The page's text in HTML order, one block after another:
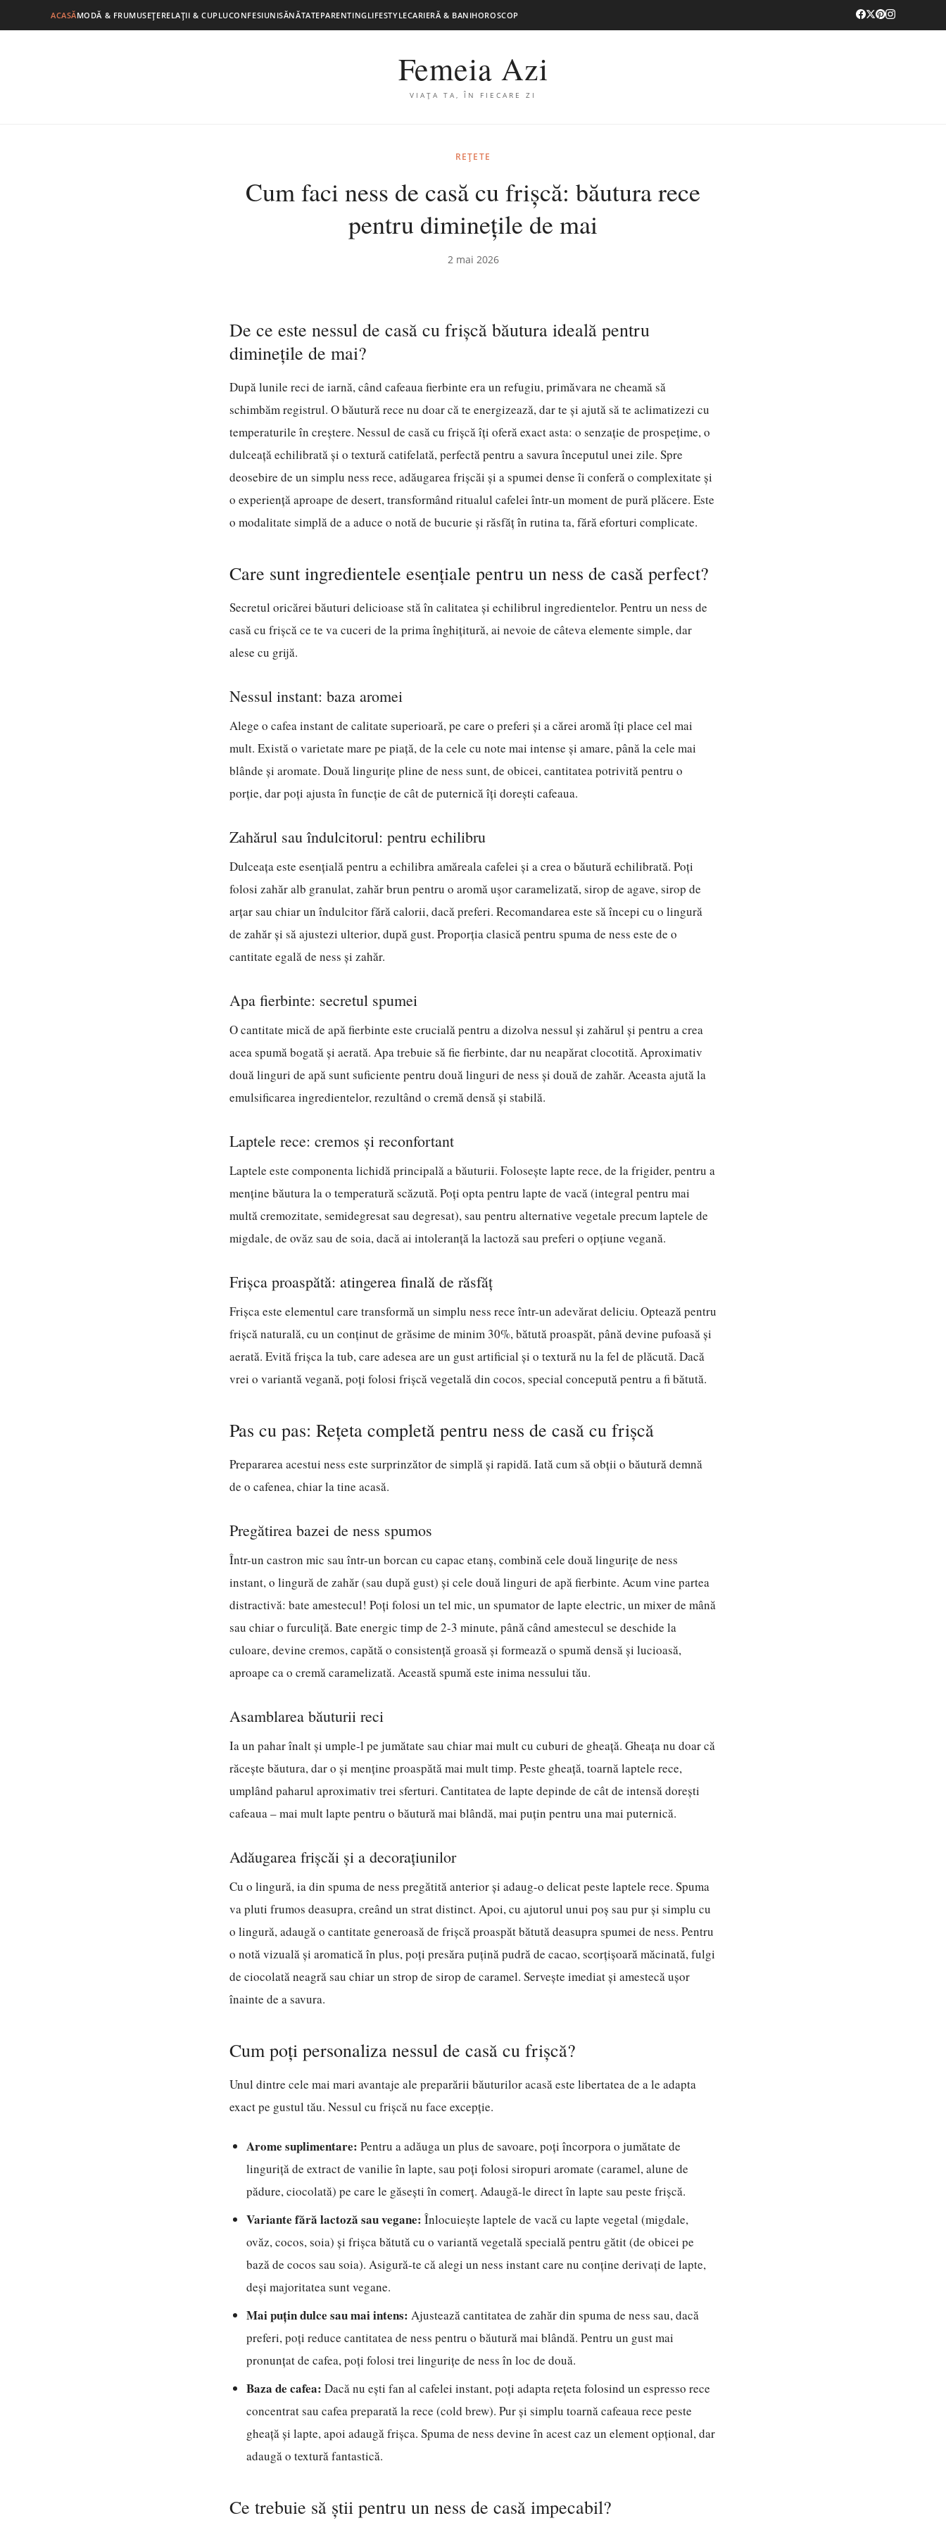
ACASĂMODĂ & FRUMUSEȚERELAȚII & CUPLUCONFESIUNISĂNĂTATEPARENTINGLIFESTYLECARIERĂ & BANIHOROSCOP
Femeia Azi
VIAȚA TA, ÎN FIECARE ZI
REȚETE
Cum faci ness de casă cu frișcă: băutura rece
pentru diminețile de mai
2 mai 2026
De ce este nessul de casă cu frișcă băutura ideală pentru
diminețile de mai?
După lunile reci de iarnă, când cafeaua fierbinte era un refugiu, primăvara ne cheamă să
schimbăm registrul. O băutură rece nu doar că te energizează, dar te și ajută să te aclimatizezi cu
temperaturile în creștere. Nessul de casă cu frișcă îți oferă exact asta: o senzație de prospețime, o
dulceață echilibrată și o textură catifelată, perfectă pentru a savura începutul unei zile. Spre
deosebire de un simplu ness rece, adăugarea frișcăi și a spumei dense îi conferă o complexitate și
o experiență aproape de desert, transformând ritualul cafelei într-un moment de pură plăcere. Este
o modalitate simplă de a aduce o notă de bucurie și răsfăț în rutina ta, fără eforturi complicate.
Care sunt ingredientele esențiale pentru un ness de casă perfect?
Secretul oricărei băuturi delicioase stă în calitatea și echilibrul ingredientelor. Pentru un ness de
casă cu frișcă ce te va cuceri de la prima înghițitură, ai nevoie de câteva elemente simple, dar
alese cu grijă.
Nessul instant: baza aromei
Alege o cafea instant de calitate superioară, pe care o preferi și a cărei aromă îți place cel mai
mult. Există o varietate mare pe piață, de la cele cu note mai intense și amare, până la cele mai
blânde și aromate. Două lingurițe pline de ness sunt, de obicei, cantitatea potrivită pentru o
porție, dar poți ajusta în funcție de cât de puternică îți dorești cafeaua.
Zahărul sau îndulcitorul: pentru echilibru
Dulceața este esențială pentru a echilibra amăreala cafelei și a crea o băutură echilibrată. Poți
folosi zahăr alb granulat, zahăr brun pentru o aromă ușor caramelizată, sirop de agave, sirop de
arțar sau chiar un îndulcitor fără calorii, dacă preferi. Recomandarea este să începi cu o lingură
de zahăr și să ajustezi ulterior, după gust. Proporția clasică pentru spuma de ness este de o
cantitate egală de ness și zahăr.
Apa fierbinte: secretul spumei
O cantitate mică de apă fierbinte este crucială pentru a dizolva nessul și zahărul și pentru a crea
acea spumă bogată și aerată. Apa trebuie să fie fierbinte, dar nu neapărat clocotită. Aproximativ
două linguri de apă sunt suficiente pentru două linguri de ness și două de zahăr. Aceasta ajută la
emulsificarea ingredientelor, rezultând o cremă densă și stabilă.
Laptele rece: cremos și reconfortant
Laptele este componenta lichidă principală a băuturii. Folosește lapte rece, de la frigider, pentru a
menține băutura la o temperatură scăzută. Poți opta pentru lapte de vacă (integral pentru mai
multă cremozitate, semidegresat sau degresat), sau pentru alternative vegetale precum laptele de
migdale, de ovăz sau de soia, dacă ai intoleranță la lactoză sau preferi o opțiune vegană.
Frișca proaspătă: atingerea finală de răsfăț
Frișca este elementul care transformă un simplu ness rece într-un adevărat deliciu. Optează pentru
frișcă naturală, cu un conținut de grăsime de minim 30%, bătută proaspăt, până devine pufoasă și
aerată. Evită frișca la tub, care adesea are un gust artificial și o textură nu la fel de plăcută. Dacă
vrei o variantă vegană, poți folosi frișcă vegetală din cocos, special concepută pentru a fi bătută.
Pas cu pas: Rețeta completă pentru ness de casă cu frișcă
Prepararea acestui ness este surprinzător de simplă și rapidă. Iată cum să obții o băutură demnă
de o cafenea, chiar la tine acasă.
Pregătirea bazei de ness spumos
Într-un castron mic sau într-un borcan cu capac etanș, combină cele două lingurițe de ness
instant, o lingură de zahăr (sau după gust) și cele două linguri de apă fierbinte. Acum vine partea
distractivă: bate amestecul! Poți folosi un tel mic, un spumator de lapte electric, un mixer de mână
sau chiar o furculiță. Bate energic timp de 2-3 minute, până când amestecul se deschide la
culoare, devine cremos, capătă o consistență groasă și formează o spumă densă și lucioasă,
aproape ca o cremă caramelizată. Această spumă este inima nessului tău.
Asamblarea băuturii reci
Ia un pahar înalt și umple-l pe jumătate sau chiar mai mult cu cuburi de gheață. Gheața nu doar că
răcește băutura, dar o și menține proaspătă mai mult timp. Peste gheață, toarnă laptele rece,
umplând paharul aproximativ trei sferturi. Cantitatea de lapte depinde de cât de intensă dorești
cafeaua – mai mult lapte pentru o băutură mai blândă, mai puțin pentru una mai puternică.
Adăugarea frișcăi și a decorațiunilor
Cu o lingură, ia din spuma de ness pregătită anterior și adaug-o delicat peste laptele rece. Spuma
va pluti frumos deasupra, creând un strat distinct. Apoi, cu ajutorul unui poș sau pur și simplu cu
o lingură, adaugă o cantitate generoasă de frișcă proaspăt bătută deasupra spumei de ness. Pentru
o notă vizuală și aromatică în plus, poți presăra puțină pudră de cacao, scorțișoară măcinată, fulgi
de ciocolată neagră sau chiar un strop de sirop de caramel. Servește imediat și amestecă ușor
înainte de a savura.
Cum poți personaliza nessul de casă cu frișcă?
Unul dintre cele mai mari avantaje ale preparării băuturilor acasă este libertatea de a le adapta
exact pe gustul tău. Nessul cu frișcă nu face excepție.
Arome suplimentare: Pentru a adăuga un plus de savoare, poți încorpora o jumătate de
linguriță de extract de vanilie în lapte, sau poți folosi siropuri aromate (caramel, alune de
pădure, ciocolată) pe care le găsești în comerț. Adaugă-le direct în lapte sau peste frișcă.
Variante fără lactoză sau vegane: Înlocuiește laptele de vacă cu lapte vegetal (migdale,
ovăz, cocos, soia) și frișca bătută cu o variantă vegetală specială pentru gătit (de obicei pe
bază de cocos sau soia). Asigură-te că alegi un ness instant care nu conține derivați de lapte,
deși majoritatea sunt vegane.
Mai puțin dulce sau mai intens: Ajustează cantitatea de zahăr din spuma de ness sau, dacă
preferi, poți reduce cantitatea de ness pentru o băutură mai blândă. Pentru un gust mai
pronunțat de cafea, poți folosi trei lingurițe de ness în loc de două.
Baza de cafea: Dacă nu ești fan al cafelei instant, poți adapta rețeta folosind un espresso rece
concentrat sau cafea preparată la rece (cold brew). Pur și simplu toarnă cafeaua rece peste
gheață și lapte, apoi adaugă frișca. Spuma de ness devine în acest caz un element opțional, dar
adaugă o textură fantastică.
Ce trebuie să știi pentru un ness de casă impecabil?